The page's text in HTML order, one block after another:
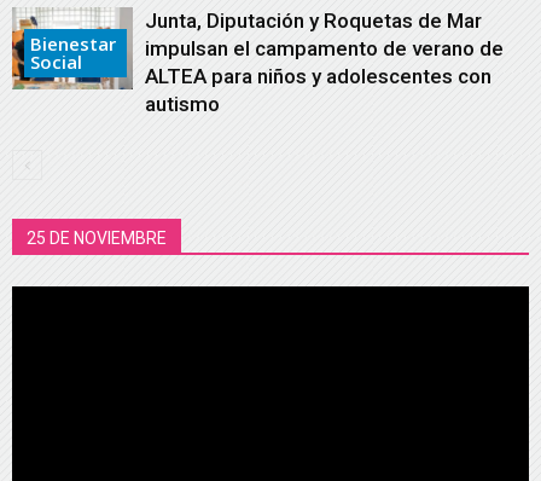
Bienestar
Social
Junta, Diputación y Roquetas de Mar
impulsan el campamento de verano de
ALTEA para niños y adolescentes con
autismo
25 DE NOVIEMBRE